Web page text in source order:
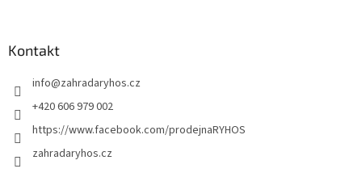
Kontakt
info@zahradaryhos.cz
+420 606 979 002
https://www.facebook.com/prodejnaRYHOS
zahradaryhos.cz